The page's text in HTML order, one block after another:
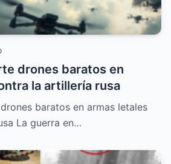
drones baratos en
la artillería rusa
baratos en armas letales
La guerra en…